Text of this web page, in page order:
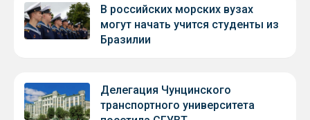
В российских морских вузах
могут начать учится студенты из
Бразилии
Делегация Чунцинского
транспортного университета